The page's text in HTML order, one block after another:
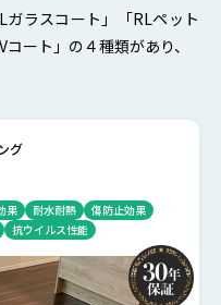
ラスコート」「RLペット
ート」の４種類があり、
グ
果 耐水耐熱
傷防止効果
抗ウイルス性能